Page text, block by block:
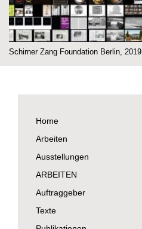
Schirner Zang Foundation Berlin, 2019
Home
Arbeiten
Ausstellungen
ARBEITEN
Auftraggeber
Texte